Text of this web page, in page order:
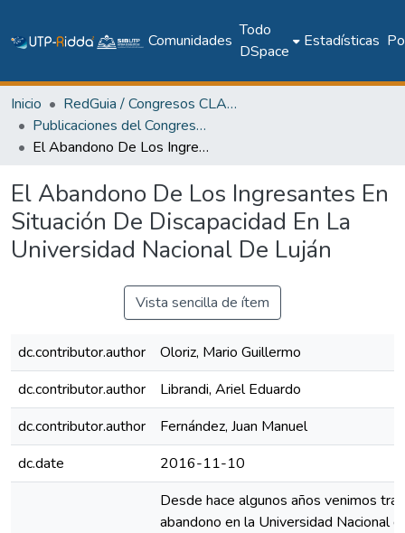
Comunidades
Todo
DSpace
Estadísticas
Inicio
RedGuia / Congresos CLABES
Publicaciones del Congreso Internacional CLABES
El Abandono De Los Ingresantes En Situación De Discapacidad En La Universidad Nacional De Luján
El Abandono De Los Ingresantes En
Situación De Discapacidad En La
Universidad Nacional De Luján
Vista sencilla de ítem
dc.contributor.author
Oloriz, Mario Guillermo
dc.contributor.author
Librandi, Ariel Eduardo
dc.contributor.author
Fernández, Juan Manuel
dc.date
2016-11-10
Desde hace algunos años venimos
abandono en la Universidad Nacional